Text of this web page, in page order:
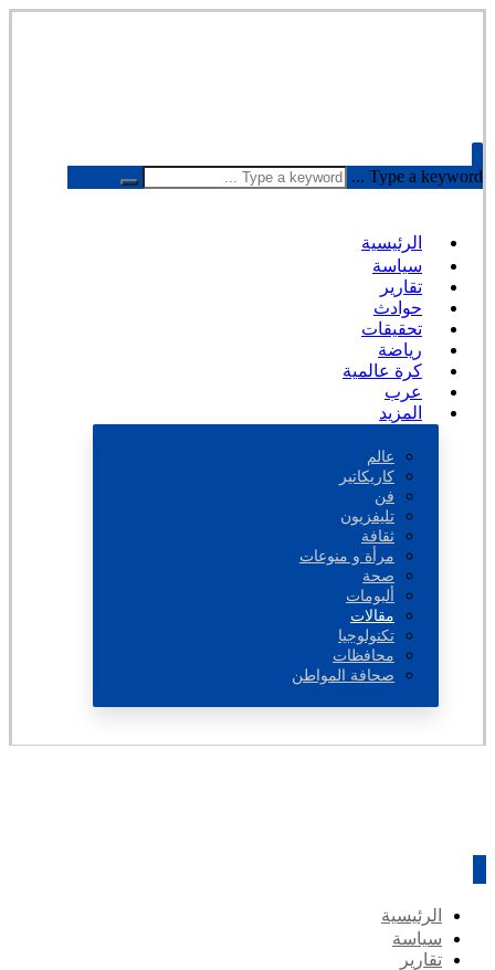
Type a keyword ...
الرئيسية
سياسة
تقارير
حوادث
تحقيقات
رياضة
كرة عالمية
عرب
المزيد
عالم
كاريكاتير
فن
تليفزيون
ثقافة
مرأة و منوعات
صحة
ألبومات
مقالات
تكنولوجيا
محافظات
صحافة المواطن
الرئيسية
سياسة
تقارير